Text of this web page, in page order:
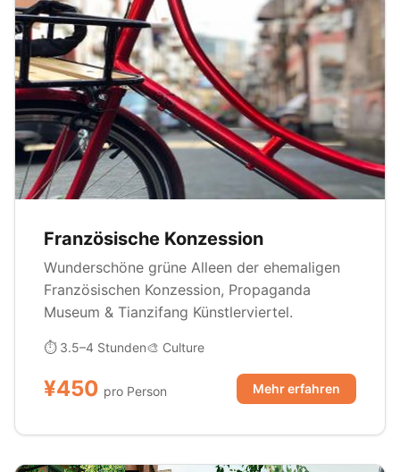
Französische Konzession
Wunderschöne grüne Alleen der ehemaligen
Französischen Konzession, Propaganda
Museum & Tianzifang Künstlerviertel.
⏱ 3.5–4 Stunden🎨 Culture
¥450 pro Person Mehr erfahren